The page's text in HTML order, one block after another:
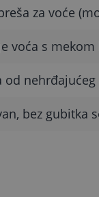
za voće
voća s
od
bez gubitka